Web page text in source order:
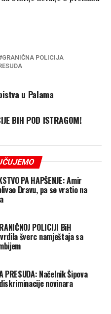
GRANIČNA POLICIJA
u Palama
BIH POD ISTRAGOM!
PA HAPŠENJE: Amir
Dravu, pa se vratio na
POLICIJI BiH
šverc namještaja sa
PRESUDA: Načelnik Šipova
novinara